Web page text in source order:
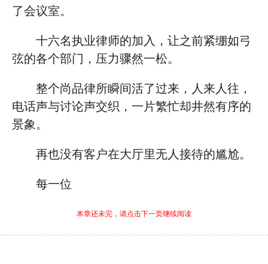
了会议室。
十六名执业律师的加入，让之前紧绷如弓
弦的各个部门，压力骤然一松。
整个尚品律所瞬间活了过来，人来人往，
电话声与讨论声交织，一片繁忙却井然有序的
景象。
再也没有客户在大厅里无人接待的尴尬。
每一位
本章还未完，请点击下一页继续阅读